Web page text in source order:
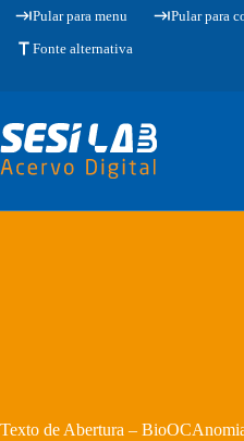
PularPular para menu Pular para
Fonte alternativa
Texto de Abertura –